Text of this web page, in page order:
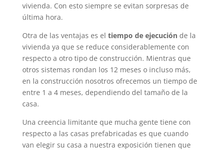
vivienda. Con esto siempre se evitan sorpresas de
última hora.
Otra de las ventajas es el tiempo de ejecuciónde la
vivienda ya que se reduce considerablemente con
respecto a otro tipo de construcción. Mientras que
otros sistemas rondan los 12 meses o incluso más,
en la construcción nosotros ofrecemos un tiempo de
entre 1 a 4 meses, dependiendo del tamaño de la
casa.
Una creencia limitante que mucha gente tiene con
respecto a las casas prefabricadas es que cuando
van elegir su casa a nuestra exposición tienen que